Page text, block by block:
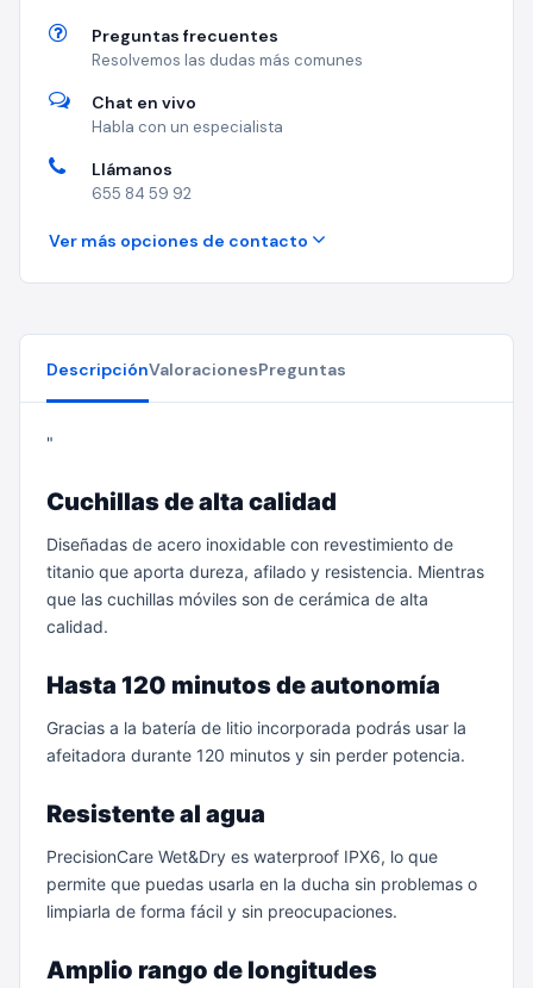
Preguntas frecuentes
Resolvemos las dudas más comunes
Chat en vivo
Habla con un especialista
Llámanos
655 84 59 92
Ver más opciones de contacto
DescripciónValoracionesPreguntas
"
Cuchillas de alta calidad
Diseñadas de acero inoxidable con revestimiento de
titanio que aporta dureza, afilado y resistencia. Mientras
que las cuchillas móviles son de cerámica de alta
calidad.
Hasta 120 minutos de autonomía
Gracias a la batería de litio incorporada podrás usar la
afeitadora durante 120 minutos y sin perder potencia.
Resistente al agua
PrecisionCare Wet&Dry es waterproof IPX6, lo que
permite que puedas usarla en la ducha sin problemas o
limpiarla de forma fácil y sin preocupaciones.
Amplio rango de longitudes